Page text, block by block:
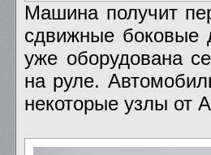
Машина получит
сдвижные боковые
уже оборудована
на руле.
некоторые узлы от